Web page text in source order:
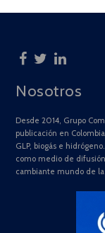
Nosotros
Desde 2014, Grupo
publicación en
GLP, biogás e
como medio de
cambiante mundo de